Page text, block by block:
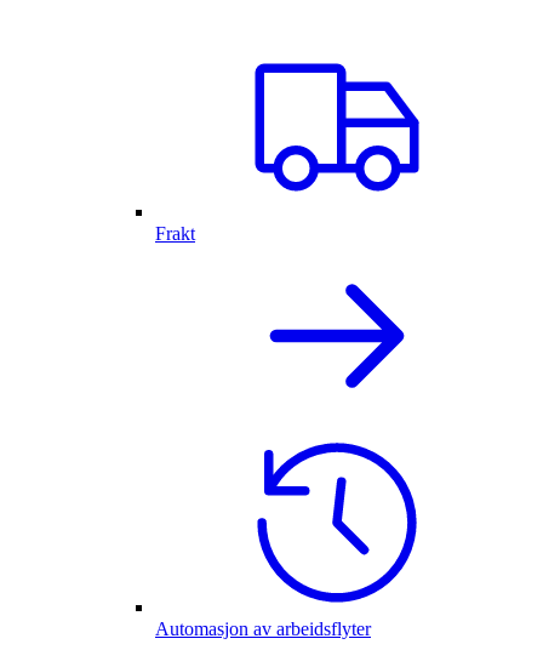
Frakt
Automasjon av arbeidsflyter